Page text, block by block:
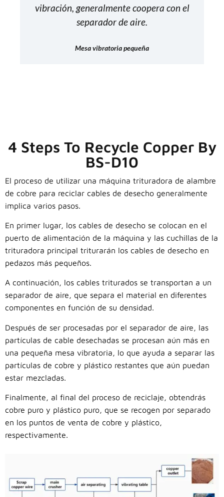
vibración, generalmente coopera con el
separador de aire.
Mesa vibratoria pequeña
4 Steps To Recycle Copper By
BS-D10
El proceso de utilizar una máquina trituradora de alambre
de cobre para reciclar cables de desecho generalmente
implica varios pasos.
En primer lugar, los cables de desecho se colocan en el
puerto de alimentación de la máquina y las cuchillas de la
trituradora principal triturarán los cables de desecho en
pedazos más pequeños.
A continuación, los cables triturados se transportan a un
separador de aire, que separa el material en diferentes
componentes en función de su densidad.
Después de ser procesadas por el separador de aire, las
partículas de cable desechadas se procesan aún más en
una pequeña mesa vibratoria, lo que ayuda a separar las
partículas de cobre y plástico restantes que aún puedan
estar mezcladas.
Finalmente, al final del proceso de reciclaje, obtendrás
cobre puro y plástico puro, que se recogen por separado
en los puntos de venta de cobre y plástico,
respectivamente.